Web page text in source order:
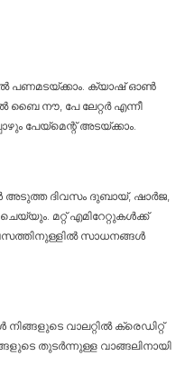
പണമടയ്ക്കാം. ക്യാഷ് ഓൺ
ബൈ നൗ, പേ ലേറ്റർ എന്നീ
പേയ്‌മെന്റ് അടയ്ക്കാം.
ദിവസം ദുബായ്, ഷാർജ,
മറ്റ് എമിറേറ്റുകൾക്ക്
സാധനങ്ങൾ
വാലറ്റിൽ ക്രെഡിറ്റ്
തുടർന്നുള്ള വാങ്ങലിനായി